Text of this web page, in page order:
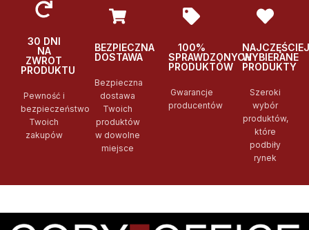
30 DNI
NA
ZWROT
PRODUKTU
Pewność i
bezpieczeństwo
Twoich
zakupów
BEZPIECZNA
DOSTAWA
Bezpieczna
dostawa
Twoich
produktów
w dowolne
miejsce
100%
SPRAWDZONYCH
PRODUKTÓW
Gwarancje
producentów
NAJCZĘŚCIEJ
WYBIERANE
PRODUKTY
Szeroki
wybór
produktów,
które
podbiły
rynek